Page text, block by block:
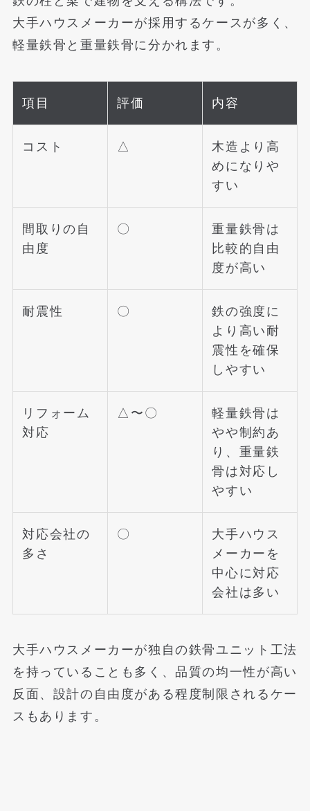
大手ハウスメーカーが採用するケースが多く、
軽量鉄骨と重量鉄骨に分かれます。
項目 評価 内容
コスト △
木造より高
めになりや
すい
間取りの自
由度
〇
重量鉄骨は
比較的自由
度が高い
耐震性 〇
鉄の強度に
より高い耐
震性を確保
しやすい
リフォーム
対応
△〜〇
軽量鉄骨は
やや制約あ
り、重量鉄
骨は対応し
やすい
対応会社の
多さ
〇
大手ハウス
メーカーを
中心に対応
会社は多い
大手ハウスメーカーが独自の鉄骨ユニット工法
を持っていることも多く、品質の均一性が高い
反面、設計の自由度がある程度制限されるケー
スもあります。